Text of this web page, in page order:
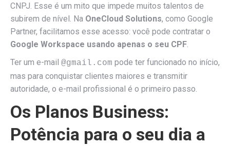
CNPJ. Esse é um mito que impede muitos talentos de
subirem de nível. Na OneCloud Solutions, como Google
Partner, facilitamos esse acesso: você pode contratar o
Google Workspace usando apenas o seu CPF.
Ter um e-mail @gmail.com pode ter funcionado no início,
mas para conquistar clientes maiores e transmitir
autoridade, o e-mail profissional é o primeiro passo.
Os Planos Business:
Potência para o seu dia a